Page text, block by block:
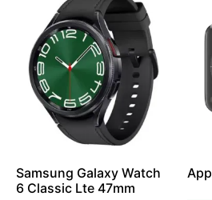
Samsung Galaxy Watch
6 Classic Lte 47mm